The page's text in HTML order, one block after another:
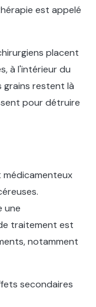
est appelé
placent
à l'intérieur du
grains restent là
pour détruire
une
traitement est
notamment
secondaires